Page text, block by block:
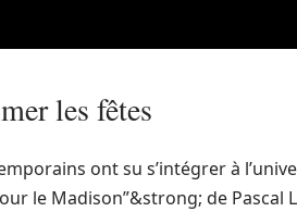
les fêtes
ont su s’intégrer à
le Madison”&strong; de Pascal